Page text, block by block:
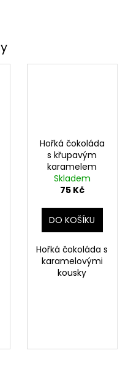
Hořká čokoláda
s křupavým
karamelem
40g, Harry
Potter
Skladem
75 Kč
DO KOŠÍKU
Hořká čokoláda s
karamelovými
kousky